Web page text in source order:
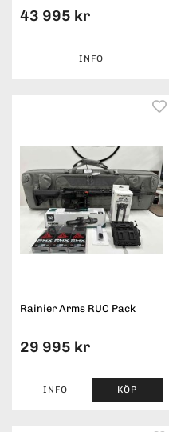
43 995 kr
INFO
Rainier Arms RUC Pack
29 995 kr
INFO KÖP